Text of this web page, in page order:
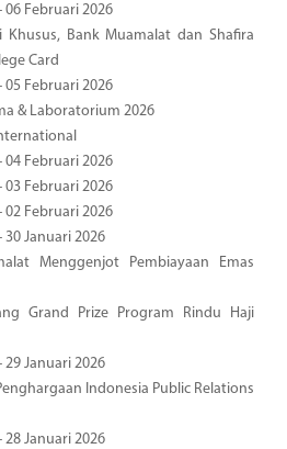
Februari 2026
Khusus, Bank Muamalat dan Shafira
Card
Februari 2026
& Laboratorium 2026
Februari 2026
Februari 2026
Februari 2026
Januari 2026
Menggenjot Pembiayaan Emas
Grand Prize Program Rindu Haji
Januari 2026
Indonesia Public Relations
Januari 2026